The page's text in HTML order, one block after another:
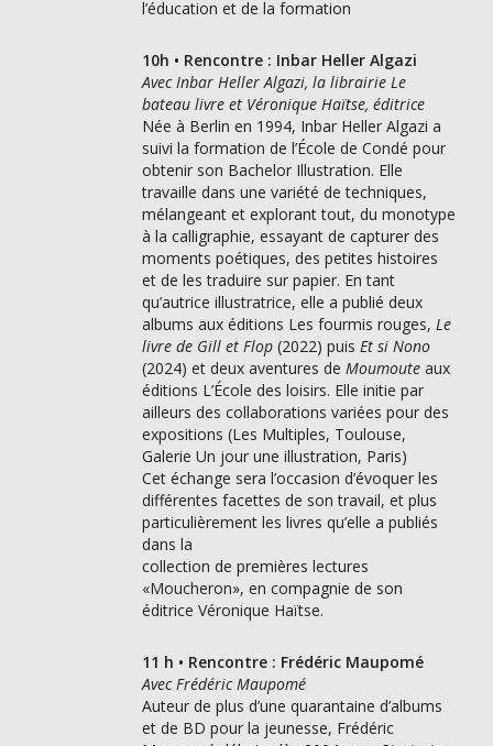
l’éducation et de la formation
10h • Rencontre : Inbar Heller Algazi
Avec Inbar Heller Algazi, la librairie Le
bateau livre et Véronique Haïtse, éditrice
Née à Berlin en 1994, Inbar Heller Algazi a
suivi la formation de l’École de Condé pour
obtenir son Bachelor Illustration. Elle
travaille dans une variété de techniques,
mélangeant et explorant tout, du monotype
à la calligraphie, essayant de capturer des
moments poétiques, des petites histoires
et de les traduire sur papier. En tant
qu’autrice illustratrice, elle a publié deux
albums aux éditions Les fourmis rouges, Le
livre de Gill et Flop(2022) puis Et si Nono
(2024) et deux aventures de Moumouteaux
éditions L’École des loisirs. Elle initie par
ailleurs des collaborations variées pour des
expositions (Les Multiples, Toulouse,
Galerie Un jour une illustration, Paris)
Cet échange sera l’occasion d’évoquer les
différentes facettes de son travail, et plus
particulièrement les livres qu’elle a publiés
dans la
collection de premières lectures
«Moucheron», en compagnie de son
éditrice Véronique Haïtse.
11 h • Rencontre : Frédéric Maupomé
Avec Frédéric Maupomé
Auteur de plus d’une quarantaine d’albums
et de BD pour la jeunesse, Frédéric